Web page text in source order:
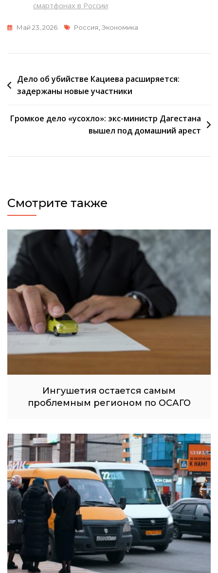
смартфонах в России
Май 23, 2026 Метки
Россия Экономика
Навигация
по
Дело об убийстве Кациева расширяется:
задержаны новые участники
Громкое дело «усохло»: экс-министр Дагестана
вышел под домашний арест
Смотрите также
Ингушетия остается самым
проблемным регионом по ОСАГО